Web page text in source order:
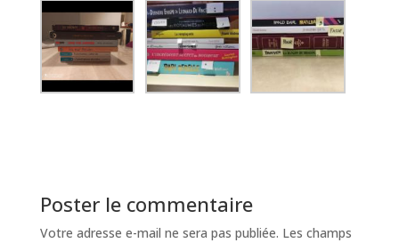
Poster le commentaire
Votre adresse e-mail ne sera pas publiée. Les champs